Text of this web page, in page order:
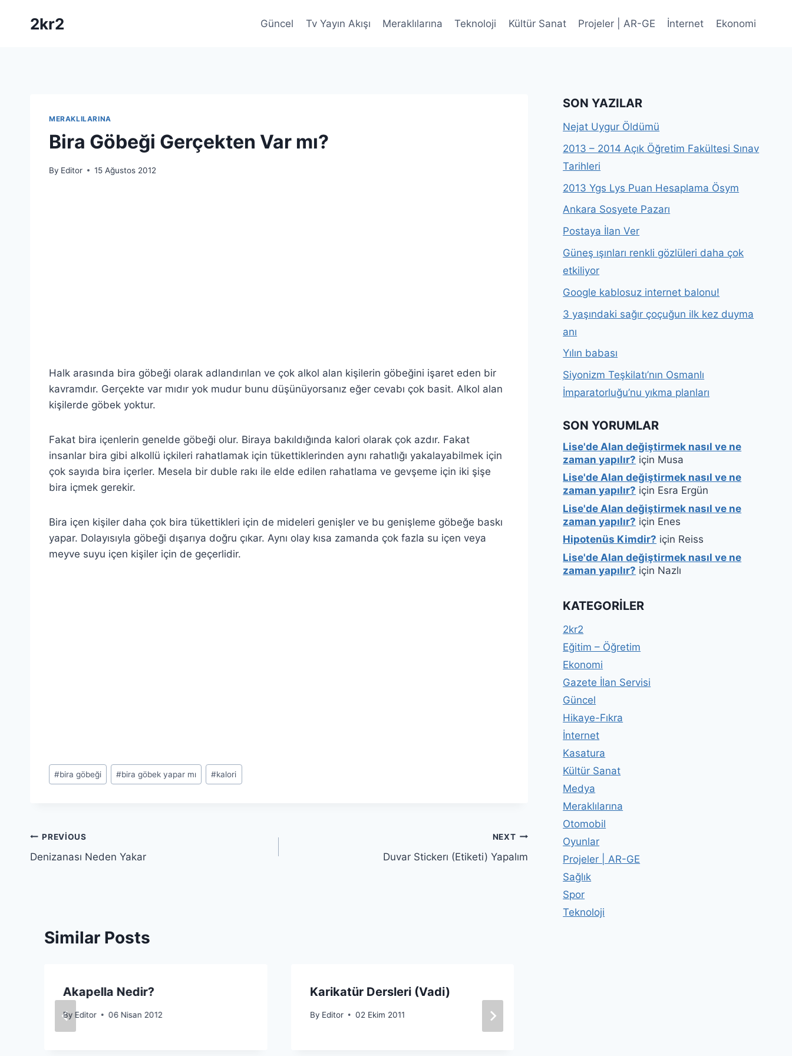
2kr2 Güncel Tv Yayın Akışı Meraklılarına Teknoloji Kültür Sanat Projeler | AR-GE İnternet Ekonomi
MERAKLILARINA
Bira Göbeği Gerçekten Var mı?
By Editor 15 Ağustos 2012
Halk arasında bira göbeği olarak adlandırılan ve çok alkol alan kişilerin göbeğini işaret eden bir
kavramdır. Gerçekte var mıdır yok mudur bunu düşünüyorsanız eğer cevabı çok basit. Alkol alan
kişilerde göbek yoktur.
Fakat bira içenlerin genelde göbeği olur. Biraya bakıldığında kalori olarak çok azdır. Fakat
insanlar bira gibi alkollü içkileri rahatlamak için tükettiklerinden aynı rahatlığı yakalayabilmek için
çok sayıda bira içerler. Mesela bir duble rakı ile elde edilen rahatlama ve gevşeme için iki şişe
bira içmek gerekir.
Bira içen kişiler daha çok bira tükettikleri için de mideleri genişler ve bu genişleme göbeğe baskı
yapar. Dolayısıyla göbeği dışarıya doğru çıkar. Aynı olay kısa zamanda çok fazla su içen veya
meyve suyu içen kişiler için de geçerlidir.
Post
Tags:
#bira göbeği #bira göbek yapar mı #kalori
Yazı
gezinmesi
PREVIOUS
Denizanası Neden Yakar
NEXT
Duvar Stickerı (Etiketi) Yapalım
Similar Posts
Akapella Nedir?
By Editor 06 Nisan 2012
Karikatür Dersleri (Vadi)
By Editor 02 Ekim 2011
SON YAZILAR
Nejat Uygur Öldümü
2013 – 2014 Açık Öğretim Fakültesi Sınav
Tarihleri
2013 Ygs Lys Puan Hesaplama Ösym
Ankara Sosyete Pazarı
Postaya İlan Ver
Güneş ışınları renkli gözlüleri daha çok
etkiliyor
Google kablosuz internet balonu!
3 yaşındaki sağır çoçuğun ilk kez duyma
anı
Yılın babası
Siyonizm Teşkilatı’nın Osmanlı
İmparatorluğu’nu yıkma planları
SON YORUMLAR
Lise'de Alan değiştirmek nasıl ve ne
zaman yapılır? için Musa
Lise'de Alan değiştirmek nasıl ve ne
zaman yapılır? için Esra Ergün
Lise'de Alan değiştirmek nasıl ve ne
zaman yapılır? için Enes
Hipotenüs Kimdir? için Reiss
Lise'de Alan değiştirmek nasıl ve ne
zaman yapılır? için Nazlı
KATEGORILER
2kr2
Eğitim – Öğretim
Ekonomi
Gazete İlan Servisi
Güncel
Hikaye-Fıkra
İnternet
Kasatura
Kültür Sanat
Medya
Meraklılarına
Otomobil
Oyunlar
Projeler | AR-GE
Sağlık
Spor
Teknoloji